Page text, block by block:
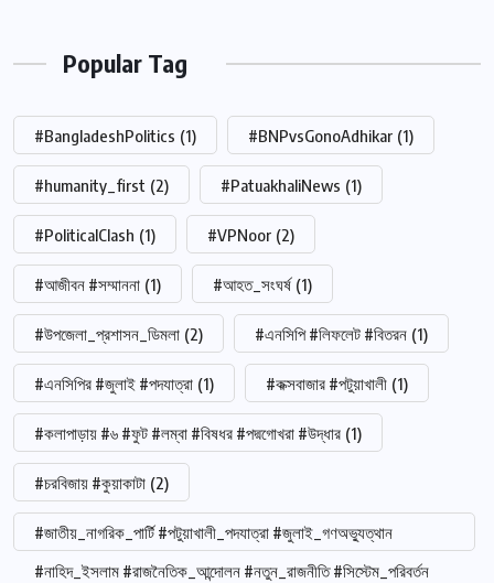
Popular Tag
#BangladeshPolitics (1) #BNPvsGonoAdhikar (1)
#humanity_first (2) #PatuakhaliNews (1)
#PoliticalClash (1) #VPNoor (2)
#আজীবন #সম্মাননা (1) #আহত_সংঘর্ষ (1)
#উপজেলা_প্রশাসন_ডিমলা (2) #এনসিপি #লিফলেট #বিতরন (1)
#এনসিপির #জুলাই #পদযাত্রা (1) #কক্সবাজার #পটুয়াখালী (1)
#কলাপাড়ায় #৬ #ফুট #লম্বা #বিষধর #পদ্মগোখরা #উদ্ধার (1)
#চরবিজায় #কুয়াকাটা (2)
#জাতীয়_নাগরিক_পার্টি #পটুয়াখালী_পদযাত্রা #জুলাই_গণঅভ্যুত্থান
#নাহিদ_ইসলাম #রাজনৈতিক_আন্দোলন #নতুন_রাজনীতি #সিস্টেম_পরিবর্তন